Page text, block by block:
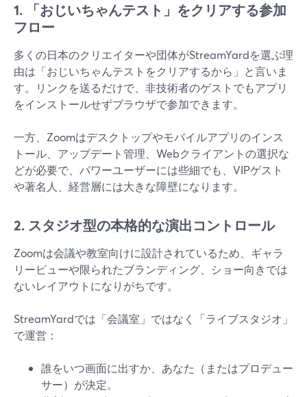
1. 「おじいちゃんテスト」をクリアする参加
フロー
多くの日本のクリエイターや団体がStreamYardを選ぶ理
由は「おじいちゃんテストをクリアするから」と言いま
す。リンクを送るだけで、非技術者のゲストでもアプリ
をインストールせずブラウザで参加できます。
一方、Zoomはデスクトップやモバイルアプリのインス
トール、アップデート管理、Webクライアントの選択な
どが必要で、パワーユーザーには些細でも、VIPゲスト
や著名人、経営層には大きな障壁になります。
2. スタジオ型の本格的な演出コントロール
Zoomは会議や教室向けに設計されているため、ギャラ
リービューや限られたブランディング、ショー向きでは
ないレイアウトになりがちです。
StreamYardでは「会議室」ではなく「ライブスタジオ」
で運営：
誰をいつ画面に出すか、あなた（またはプロデュー
サー）が決定。